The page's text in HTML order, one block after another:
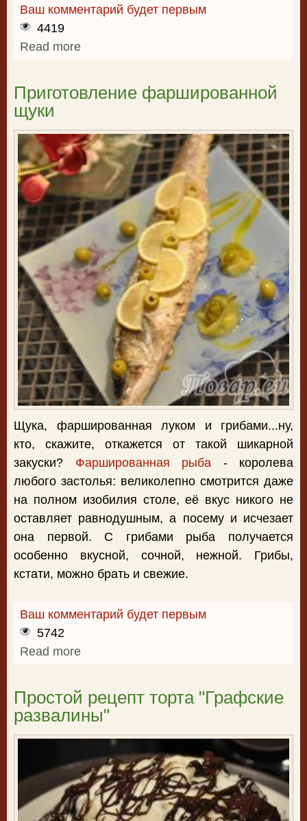
Ваш комментарий будет первым
4419
Read more
Приготовление фаршированной
щуки
Щука, фаршированная луком и грибами...ну,
кто, скажите, откажется от такой шикарной
закуски? Фаршированная рыба - королева
любого застолья: великолепно смотрится даже
на полном изобилия столе, её вкус никого не
оставляет равнодушным, а посему и исчезает
она первой. С грибами рыба получается
особенно вкусной, сочной, нежной. Грибы,
кстати, можно брать и свежие.
Ваш комментарий будет первым
5742
Read more
Простой рецепт торта "Графские
развалины"